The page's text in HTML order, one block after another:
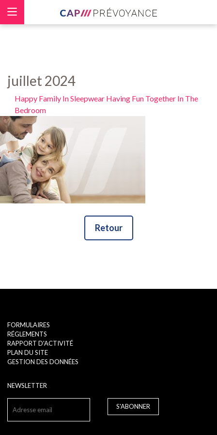
juillet 2024
Happy Family In Sleepwear Having Fun Together In The
Bedroom
Retour
FORMULAIRES
RÉGLEMENTS
RAPPORT D'ACTIVITÉ
PLAN DU SITE
GESTION DES DONNÉES
NEWSLETTER
S'ABONNER
Panneau de gestion des cookies